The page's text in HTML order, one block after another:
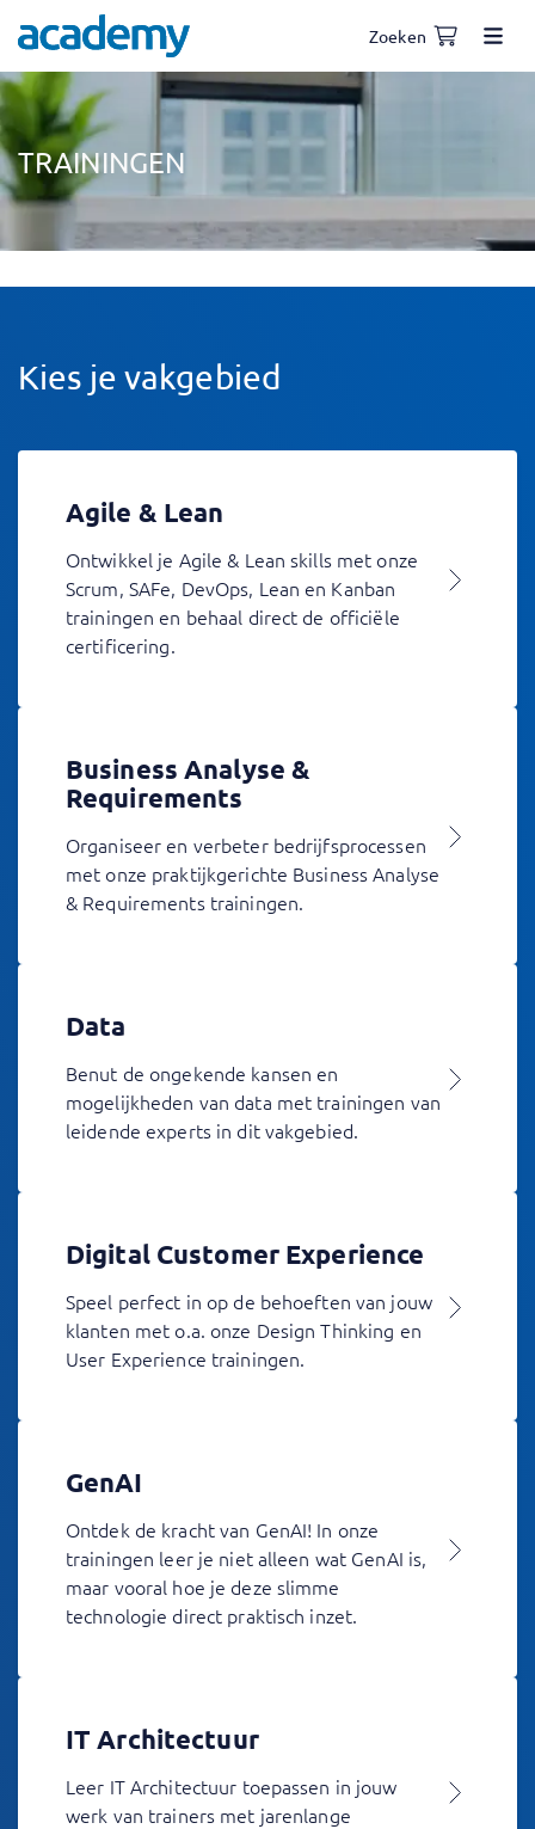
Zoeken
TRAININGEN
Kies je vakgebied
Agile & Lean
Ontwikkel je Agile & Lean skills met onze
Scrum, SAFe, DevOps, Lean en Kanban
trainingen en behaal direct de officiële
certificering.
Business Analyse &
Requirements
Organiseer en verbeter bedrijfsprocessen
met onze praktijkgerichte Business Analyse
& Requirements trainingen.
Data
Benut de ongekende kansen en
mogelijkheden van data met trainingen van
leidende experts in dit vakgebied.
Digital Customer Experience
Speel perfect in op de behoeften van jouw
klanten met o.a. onze Design Thinking en
User Experience trainingen.
GenAI
Ontdek de kracht van GenAI! In onze
trainingen leer je niet alleen wat GenAI is,
maar vooral hoe je deze slimme
technologie direct praktisch inzet.
IT Architectuur
Leer IT Architectuur toepassen in jouw
werk van trainers met jarenlange